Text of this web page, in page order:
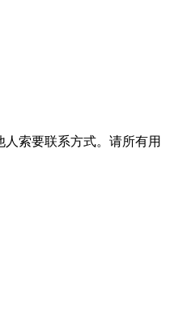
人索要联系方式。请所有用